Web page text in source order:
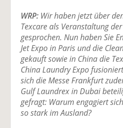
WRP: Wir haben jetzt über
Texcare als Veranstaltung
gesprochen. Nun haben Sie
Jet Expo in Paris und die
gekauft sowie in China die
China Laundry Expo
sich die Messe Frankfurt
Gulf Laundrex in Dubai
gefragt: Warum engagiert
so stark im Ausland?